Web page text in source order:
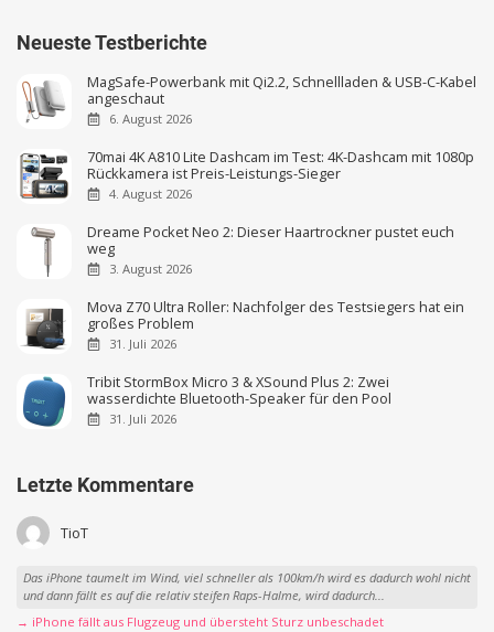
Neueste Testberichte
MagSafe-Powerbank mit Qi2.2, Schnellladen & USB-C-Kabel
angeschaut
6. August 2026
70mai 4K A810 Lite Dashcam im Test: 4K-Dashcam mit 1080p
Rückkamera ist Preis-Leistungs-Sieger
4. August 2026
Dreame Pocket Neo 2: Dieser Haartrockner pustet euch
weg
3. August 2026
Mova Z70 Ultra Roller: Nachfolger des Testsiegers hat ein
großes Problem
31. Juli 2026
Tribit StormBox Micro 3 & XSound Plus 2: Zwei
wasserdichte Bluetooth-Speaker für den Pool
31. Juli 2026
Letzte Kommentare
TioT
Das iPhone taumelt im Wind, viel schneller als 100km/h wird es dadurch wohl nicht
und dann fällt es auf die relativ steifen Raps-Halme, wird dadurch...
→ iPhone fällt aus Flugzeug und übersteht Sturz unbeschadet